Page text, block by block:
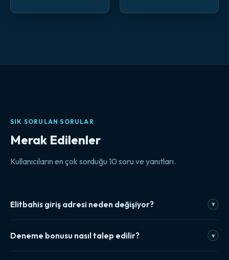
SIK SORULAN SORULAR
Merak Edilenler
Kullanıcıların en çok sorduğu 10 soru ve yanıtları.
Elitbahis giriş adresi neden değişiyor? ▾
olarak yeni alan adları kullanıyor. Bu durum, sitenin kapandığı
anlamına gelmiyor. Güncel erişim bağlantısı bu sayfada her
Deneme bonusu nasıl talep edilir? ▾